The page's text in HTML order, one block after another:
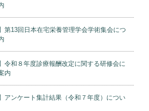
第13回日本在宅栄養管理学会学術集会につ
令和８年度診療報酬改定に関する研修会に
内
アンケート集計結果（令和７年度）につい